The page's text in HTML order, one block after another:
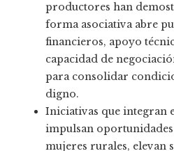
productores han
forma asociativa abre
financieros, apoyo
capacidad de
para consolidar
digno.
Iniciativas que integran
impulsan
mujeres rurales, elevan